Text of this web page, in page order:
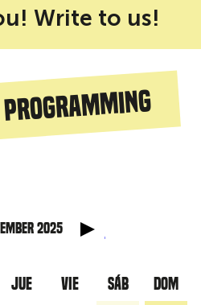
Write to us!
2025
JUE VIE SÁB DOM